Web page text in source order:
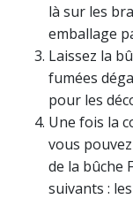
là sur les
emballage
Laissez la
fumées
pour les
Une fois la
vous
de la bûche
suivants :